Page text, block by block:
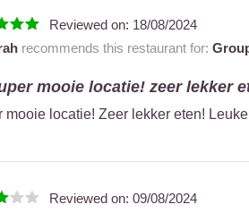
Reviewed on: 18/08/2024
recommends this restaurant for:
mooie locatie! zeer lekker
mooie locatie! Zeer lekker eten!
Reviewed on: 09/08/2024